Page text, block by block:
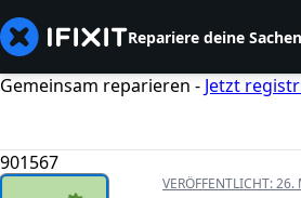
Repariere deine Sachen
Gemeinsam reparieren - Jetzt
901567
VERÖFFENTLICHT:26.